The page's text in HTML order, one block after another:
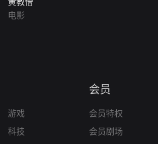
黄教僧
电影
游戏
科技
会员
会员特权
会员剧场